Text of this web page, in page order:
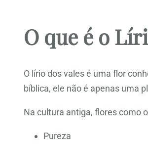
O que é o
O lírio dos vales é uma flor
bíblica, ele não é apenas uma
Na cultura antiga, flores como
Pureza